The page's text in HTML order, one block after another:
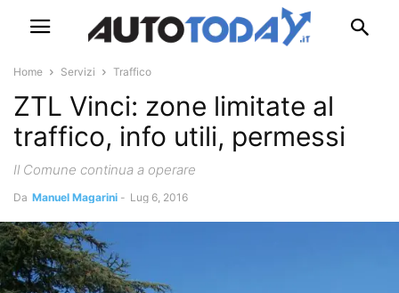
Home Servizi Traffico
ZTL Vinci: zone limitate al
traffico, info utili, permessi
Il Comune continua a operare
Da Manuel Magarini - Lug 6, 2016